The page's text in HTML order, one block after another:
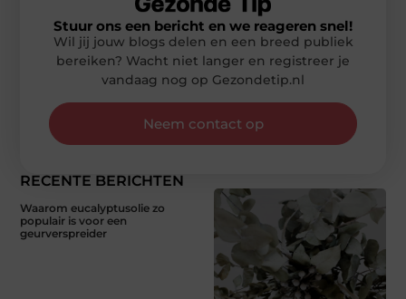
RECENTE BERICHTEN
Waarom eucalyptusolie zo
populair is voor een
geurverspreider
Stuur ons een bericht en we reageren snel!
Wil jij jouw blogs delen en een breed publiek
bereiken? Wacht niet langer en registreer je
vandaag nog op Gezondetip.nl
Neem contact op